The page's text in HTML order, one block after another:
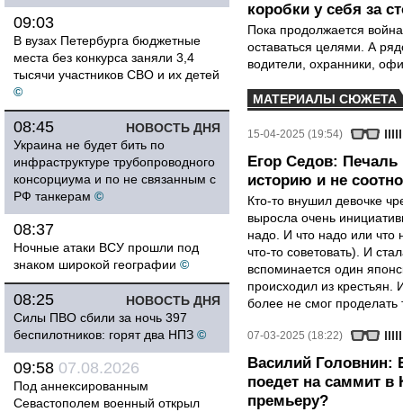
09:03
В вузах Петербурга бюджетные
места без конкурса заняли 3,4
тысячи участников СВО и их детей
©
НОВОСТЬ ДНЯ
08:45
Украина не будет бить по
инфраструктуре трубопроводного
консорциума и по не связанным с
РФ танкерам ©
08:37
Ночные атаки ВСУ прошли под
знаком широкой географии ©
НОВОСТЬ ДНЯ
08:25
Силы ПВО сбили за ночь 397
беспилотников: горят два НПЗ ©
09:58 07.08.2026
Под аннексированным
Севастополем военный открыл
коробки у себя за
Пока продолжается
оставаться целями. А
водители, охранники,
МАТЕРИАЛЫ СЮЖЕТА
15-04-2025 (19:54)
Егор Седов:
историю и не
Кто-то внушил девочке
выросла очень
надо. И что надо или что
что-то советовать). И
вспоминается один
происходил из крестьян.
более не смог проделать
07-03-2025 (18:22)
Василий Головнин:
поедет на саммит в
премьеру?